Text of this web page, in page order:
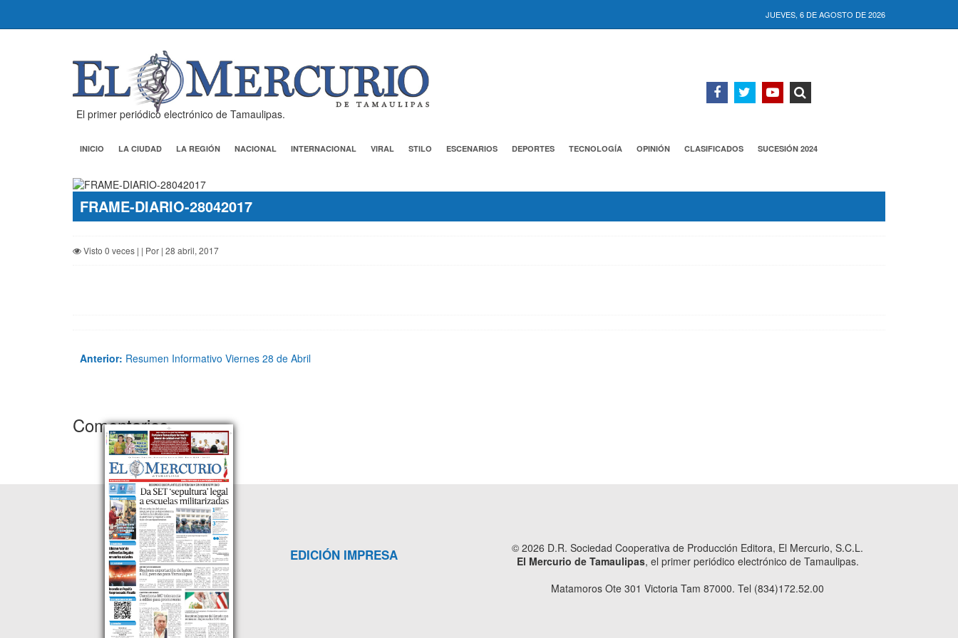
JUEVES, 6 DE AGOSTO DE 2026
El primer periódico electrónico de Tamaulipas.
INICIO LA CIUDAD LA REGIÓN NACIONAL INTERNACIONAL VIRAL STILO ESCENARIOS DEPORTES TECNOLOGÍA OPINIÓN CLASIFICADOS SUCESIÓN 2024
FRAME-DIARIO-28042017
Visto 0 veces | | Por | 28 abril, 2017
Anterior: Resumen Informativo Viernes 28 de Abril
Comentarios
EDICIÓN IMPRESA
© 2026 D.R. Sociedad Cooperativa de Producción Editora, El Mercurio, S.C.L.
El Mercurio de Tamaulipas, el primer periódico electrónico de Tamaulipas.
Matamoros Ote 301 Victoria Tam 87000. Tel (834)172.52.00